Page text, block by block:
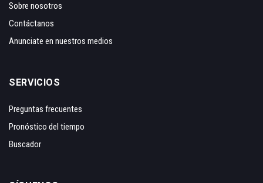
Sobre nosotros
Contáctanos
Anunciate en nuestros medios
SERVICIOS
Preguntas frecuentes
Pronóstico del tiempo
Buscador